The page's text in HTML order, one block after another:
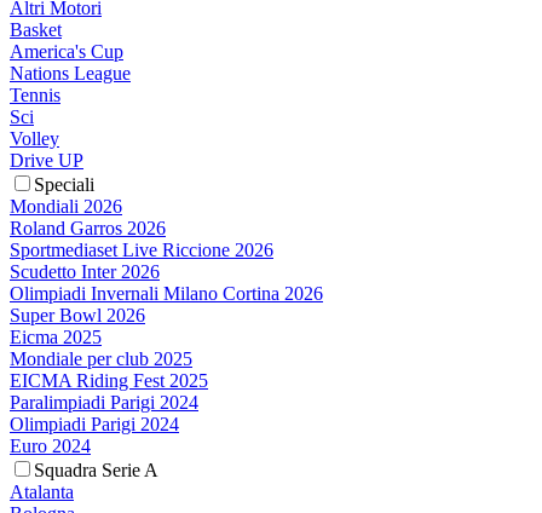
Altri Motori
Basket
America's Cup
Nations League
Tennis
Sci
Volley
Drive UP
Speciali
Mondiali 2026
Roland Garros 2026
Sportmediaset Live Riccione 2026
Scudetto Inter 2026
Olimpiadi Invernali Milano Cortina 2026
Super Bowl 2026
Eicma 2025
Mondiale per club 2025
EICMA Riding Fest 2025
Paralimpiadi Parigi 2024
Olimpiadi Parigi 2024
Euro 2024
Squadra Serie A
Atalanta